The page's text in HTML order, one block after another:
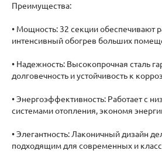
Преимущества:
• Мощность: 32 секции обеспечивают
интенсивный обогрев больших
• Надежность: Высокопрочная сталь
долговечность и устойчивость к
• Энергоэффективность: Работает с
системами отопления, экономя
• Элегантность: Лаконичный дизайн
подходящим для современных и